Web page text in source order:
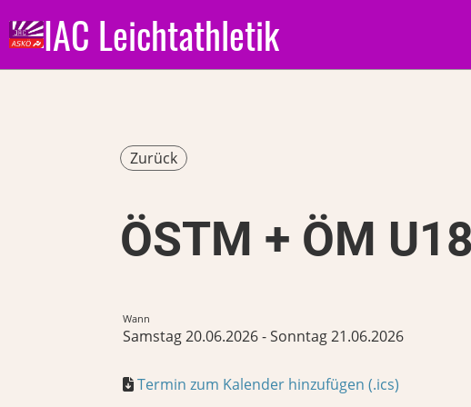
IAC Leichtathletik
Zurück
ÖSTM + ÖM
Wann
Samstag 20.06.2026 - Sonntag 21.06.2026
Termin zum Kalender hinzufügen (.ics)